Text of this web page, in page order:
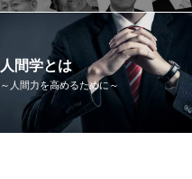
人間学とは
～人間力を高めるために～